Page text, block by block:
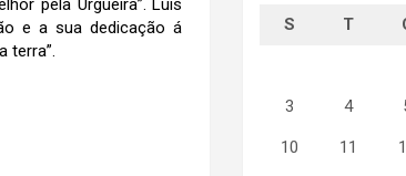
pela Urgueira”. Luís
e a sua dedicação á
terra”.
S T
3 4
10 11